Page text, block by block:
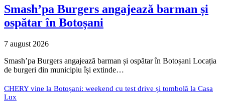
Smash’pa Burgers angajează barman și
ospătar în Botoșani
7 august 2026
Smash’pa Burgers angajează barman și ospătar în Botoșani Locația
de burgeri din municipiu își extinde…
CHERY vine la Botoșani: weekend cu test drive și tombolă la Casa
Lux